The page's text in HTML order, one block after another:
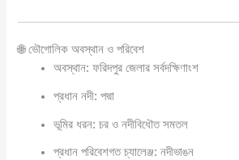
🌐 ভৌগোলিক অবস্থান ও পরিবেশ
অবস্থান: ফরিদপুর জেলার সর্বদক্ষিণাংশ
প্রধান নদী: পদ্মা
ভূমির ধরন: চর ও নদীবিধৌত সমতল
প্রধান পরিবেশগত চ্যালেঞ্জ: নদীভাঙন